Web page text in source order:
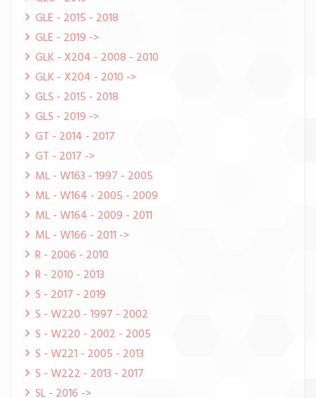
GLE - 2015 - 2018
GLE - 2019 ->
GLK - X204 - 2008 - 2010
GLK - X204 - 2010 ->
GLS - 2015 - 2018
GLS - 2019 ->
GT - 2014 - 2017
GT - 2017 ->
ML - W163 - 1997 - 2005
ML - W164 - 2005 - 2009
ML - W164 - 2009 - 2011
ML - W166 - 2011 ->
R - 2006 - 2010
R - 2010 - 2013
S - 2017 - 2019
S - W220 - 1997 - 2002
S - W220 - 2002 - 2005
S - W221 - 2005 - 2013
S - W222 - 2013 - 2017
SL - 2016 ->